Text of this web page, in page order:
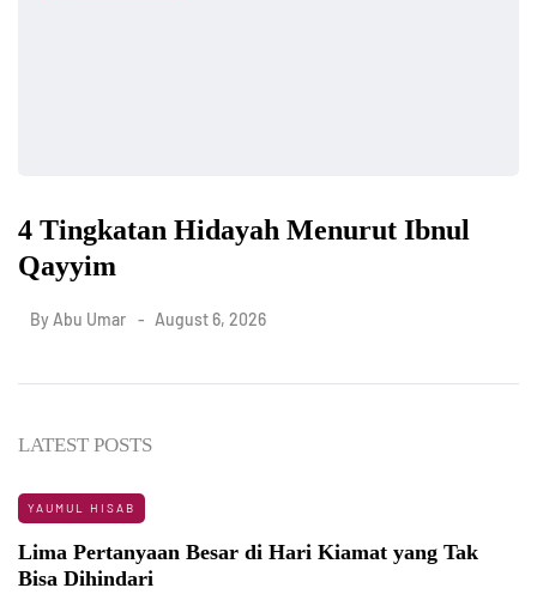
4 Tingkatan Hidayah Menurut Ibnul
Qayyim
By Abu Umar August 6, 2026
LATEST POSTS
YAUMUL HISAB
Lima Pertanyaan Besar di Hari Kiamat yang Tak
Bisa Dihindari